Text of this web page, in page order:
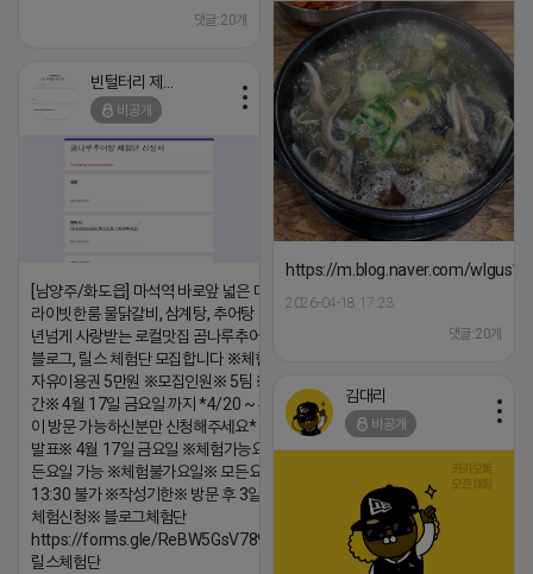
댓글:20개
https://m.blog.naver.com/
2026-04-18 17:23
댓글:20개
비공개
[남양주/화도읍] 마석역 바로앞 넓은 매장과, 프
라이빗한룸 물닭갈비, 삼계탕, 추어탕 맛집 10
년넘게 사랑받는 로컬맛집 곰나루추어탕에서
블로그, 릴스 체험단 모집합니다 ※체험메뉴※
자유이용권 5만원 ※모집인원※ 5팀 ※모집기
간※ 4월 17일 금요일 까지 *4/20 ~ 4/26 사
이 방문 가능하신분만 신청해주세요* ※체험단
발표※ 4월 17일 금요일 ※체험가능요일※ 모
든요일 가능 ※체험불가요일※ 모든요일 12 ~
13:30 불가 ※작성기한※ 방문 후 3일 이내 ※
체험신청※ 블로그체험단
https://forms.gle/ReBW5GsV789ur2Pz6
릴스체험단
김대리
비공개